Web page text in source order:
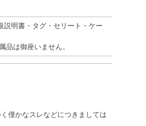
説明書・タグ・セリート・ケー
品は御座いません。
僅かなスレなどにつきましては